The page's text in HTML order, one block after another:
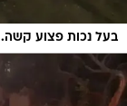
בעל נכות פצוע